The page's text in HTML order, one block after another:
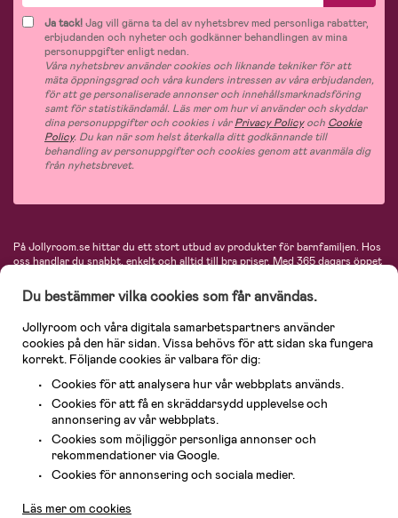
Ja tack!Jag vill gärna ta del av nyhetsbrev med personliga rabatter,
erbjudanden och nyheter och godkänner behandlingen av mina
personuppgifter enligt nedan.
Våra nyhetsbrev använder cookies och liknande tekniker för att
mäta öppningsgrad och våra kunders intressen av våra erbjudanden,
för att ge personaliserade annonser och innehållsmarknadsföring
samt för statistikändamål. Läs mer om hur vi använder och skyddar
dina personuppgifter och cookies i vårPrivacy Policyoch Cookie
Policy. Du kan när som helst återkalla ditt godkännande till
behandling av personuppgifter och cookies genom att avanmäla dig
från nyhetsbrevet.
På Jollyroom.se hittar du ett stort utbud av produkter för barnfamiljen. Hos
oss handlar du snabbt, enkelt och alltid till bra priser. Med 365 dagars öppet
hos oss. I vårt sortiment hittar du barnvagnar, bilstolar, kläder för barn och
baby, produkter för mamman, massor av inspirerande inredning, leksaker,
varumärken så som Britax, Maxi-Cosi, Baby Jogger, BabyBjörn, Didriksons,
KidKraft, Ergobaby, Philips Avent, Neonate, Cybex, LEGO och många fler.
Välkommen in och kika runt i Nordens största barn- och babybutik på nätet!
Du bestämmer vilka cookies som får användas.
Jollyroom och våra digitala samarbetspartners använder
cookies på den här sidan. Vissa behövs för att sidan ska fungera
korrekt. Följande cookies är valbara för dig:
Cookies för att analysera hur vår webbplats används.
Cookies för att få en skräddarsydd upplevelse och
annonsering av vår webbplats.
Cookies som möjliggör personliga annonser och
rekommendationer via Google.
Cookies för annonsering och sociala medier.
Läs mer om cookies